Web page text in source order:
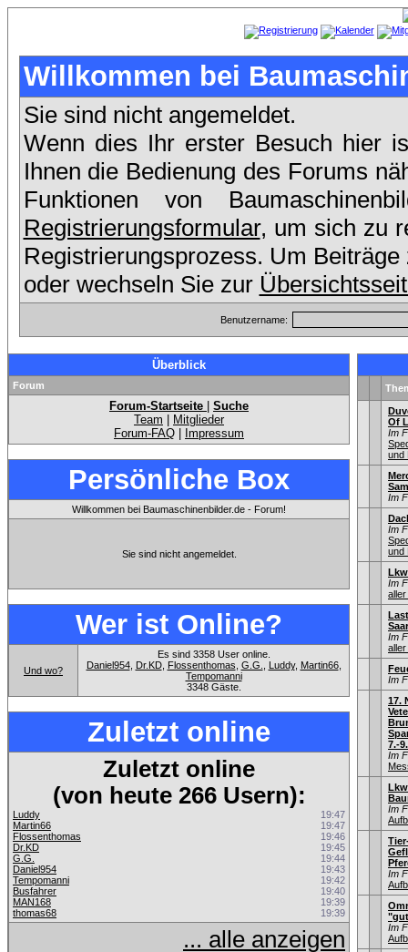
Willkommen bei
Sie sind nicht angemeldet.
Wenn dies Ihr erster Besuch hier
Ihnen die Bedienung des Forums
Funktionen von
Registrierungsformular, um sich zu
Registrierungsprozess. Um
oder wechseln Sie zur
Benutzername:
Überblick
Forum
Forum-Startseite
Suche
Team
Mitglieder
Forum-FAQ
Impressum
Persönliche Box
Willkommen bei Baumaschinenbilder.de - Forum!
Sie sind nicht angemeldet.
Wer ist Online?
Und wo?
Es sind 3358 User online.
Daniel954, Dr.KD, Flossenthomas G.G. Luddy, Martin66,
Tempomanni
3348 Gäste.
Zuletzt online
Zuletzt online
(von heute 266 Usern):
Luddy
19:47
Martin66
19:47
Flossenthomas
19:46
Dr.KD
19:45
G.G.
19:44
Daniel954
19:43
Tempomanni
19:42
Busfahrer
19:40
MAN168
19:39
thomas68
19:39
... alle anzeigen
Of
Im
und
Im
Im
und
Im
aller
Im
aller
Im
17.
7.-
Im
Im
Im
Im